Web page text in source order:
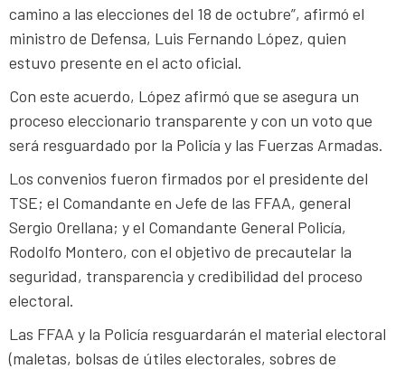
camino a las elecciones del 18 de octubre”, afirmó el
ministro de Defensa, Luis Fernando López, quien
estuvo presente en el acto oficial.
Con este acuerdo, López afirmó que se asegura un
proceso eleccionario transparente y con un voto que
será resguardado por la Policía y las Fuerzas Armadas.
Los convenios fueron firmados por el presidente del
TSE; el Comandante en Jefe de las FFAA, general
Sergio Orellana; y el Comandante General Policía,
Rodolfo Montero, con el objetivo de precautelar la
seguridad, transparencia y credibilidad del proceso
electoral.
Las FFAA y la Policía resguardarán el material electoral
(maletas, bolsas de útiles electorales, sobres de